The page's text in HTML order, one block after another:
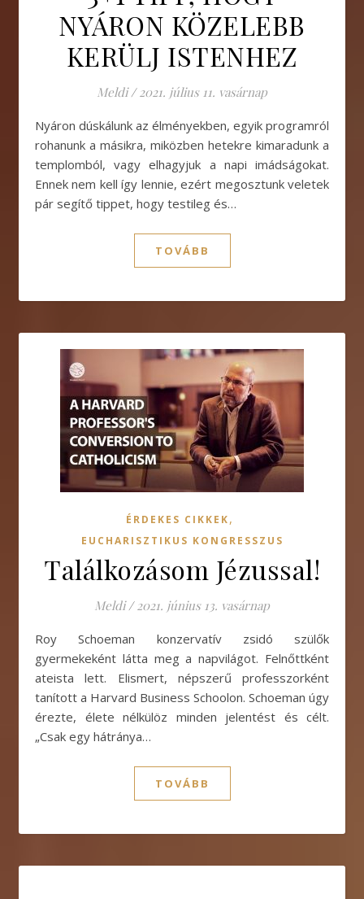
NYÁRON KÖZELEBB
KERÜLJ ISTENHEZ
Meldi / 2021. július 11. vasárnap
Nyáron dúskálunk az élményekben, egyik programról
rohanunk a másikra, miközben hetekre kimaradunk a
templomból, vagy elhagyjuk a napi imádságokat.
Ennek nem kell így lennie, ezért megosztunk veletek
pár segítő tippet, hogy testileg és…
TOVÁBB
ÉRDEKES CIKKEK,
EUCHARISZTIKUS KONGRESSZUS
Találkozásom Jézussal!
Meldi / 2021. június 13. vasárnap
Roy Schoeman konzervatív zsidó szülők
gyermekeként látta meg a napvilágot. Felnőttként
ateista lett. Elismert, népszerű professzorként
tanított a Harvard Business Schoolon. Schoeman úgy
érezte, élete nélkülöz minden jelentést és célt.
„Csak egy hátránya…
TOVÁBB